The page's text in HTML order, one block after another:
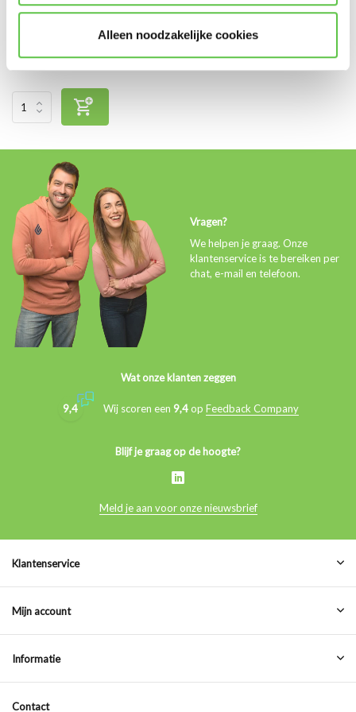
Alleen noodzakelijke cookies
Vragen?
We helpen je graag. Onze
klantenservice is te bereiken per
chat, e-mail en telefoon.
Wat onze klanten zeggen
9,4 Wij scoren een 9,4op Feedback Company
Blijf je graag op de hoogte?
Meld je aan voor onze nieuwsbrief
Klantenservice
Mijn account
Informatie
Contact